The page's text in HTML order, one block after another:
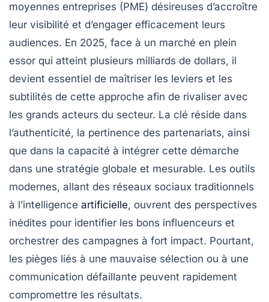
moyennes entreprises (PME) désireuses d’accroître
leur visibilité et d’engager efficacement leurs
audiences. En 2025, face à un marché en plein
essor qui atteint plusieurs milliards de dollars, il
devient essentiel de maîtriser les leviers et les
subtilités de cette approche afin de rivaliser avec
les grands acteurs du secteur. La clé réside dans
l’authenticité, la pertinence des partenariats, ainsi
que dans la capacité à intégrer cette démarche
dans une stratégie globale et mesurable. Les outils
modernes, allant des réseaux sociaux traditionnels
à l’intelligence artificielle, ouvrent des perspectives
inédites pour identifier les bons influenceurs et
orchestrer des campagnes à fort impact. Pourtant,
les pièges liés à une mauvaise sélection ou à une
communication défaillante peuvent rapidement
compromettre les résultats.